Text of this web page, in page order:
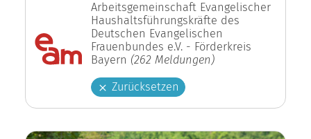
Arbeitsgemeinschaft Evangelischer
Haushaltsführungskräfte des
Deutschen Evangelischen
Frauenbundes e.V. - Förderkreis
Bayern (262 Meldungen)
Zurücksetzen